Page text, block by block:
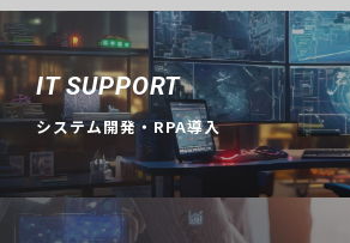
IT SUPPORT
システム開発・RPA導入